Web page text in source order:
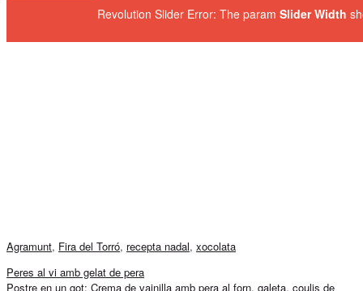
Revolution Slider Error: The param Slider Width
Agramunt, Fira del Torró, recepta nadal, xocolata
Peres al vi amb gelat de pera
Postre en un got: Crema de vainilla amb pera al forn, galeta, coulis de